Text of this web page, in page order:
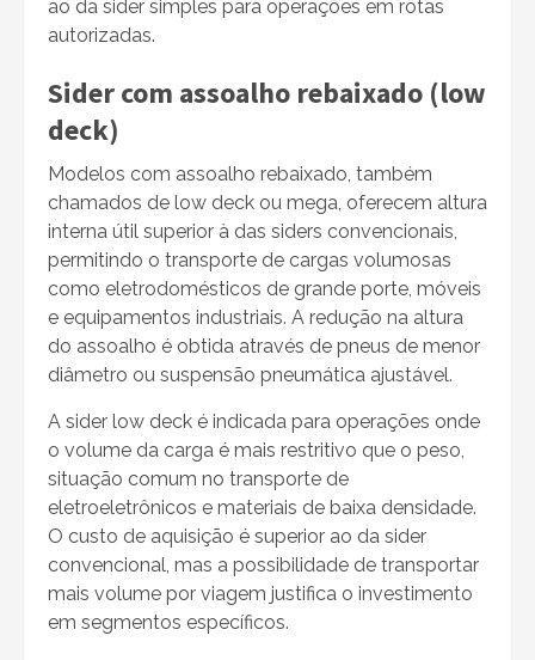
ao da sider simples para operações em rotas
autorizadas.
Sider com assoalho rebaixado (low
deck)
Modelos com assoalho rebaixado, também
chamados de low deck ou mega, oferecem altura
interna útil superior à das siders convencionais,
permitindo o transporte de cargas volumosas
como eletrodomésticos de grande porte, móveis
e equipamentos industriais. A redução na altura
do assoalho é obtida através de pneus de menor
diâmetro ou suspensão pneumática ajustável.
A sider low deck é indicada para operações onde
o volume da carga é mais restritivo que o peso,
situação comum no transporte de
eletroeletrônicos e materiais de baixa densidade.
O custo de aquisição é superior ao da sider
convencional, mas a possibilidade de transportar
mais volume por viagem justifica o investimento
em segmentos específicos.